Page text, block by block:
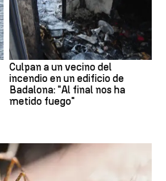
Culpan a un vecino del
incendio en un edificio de
Badalona: "Al final nos ha
metido fuego"